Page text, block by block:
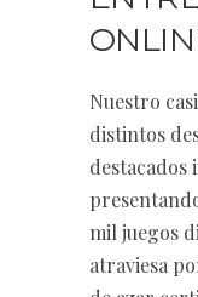
Nuestro
distintos
mil juegos
atraviesa